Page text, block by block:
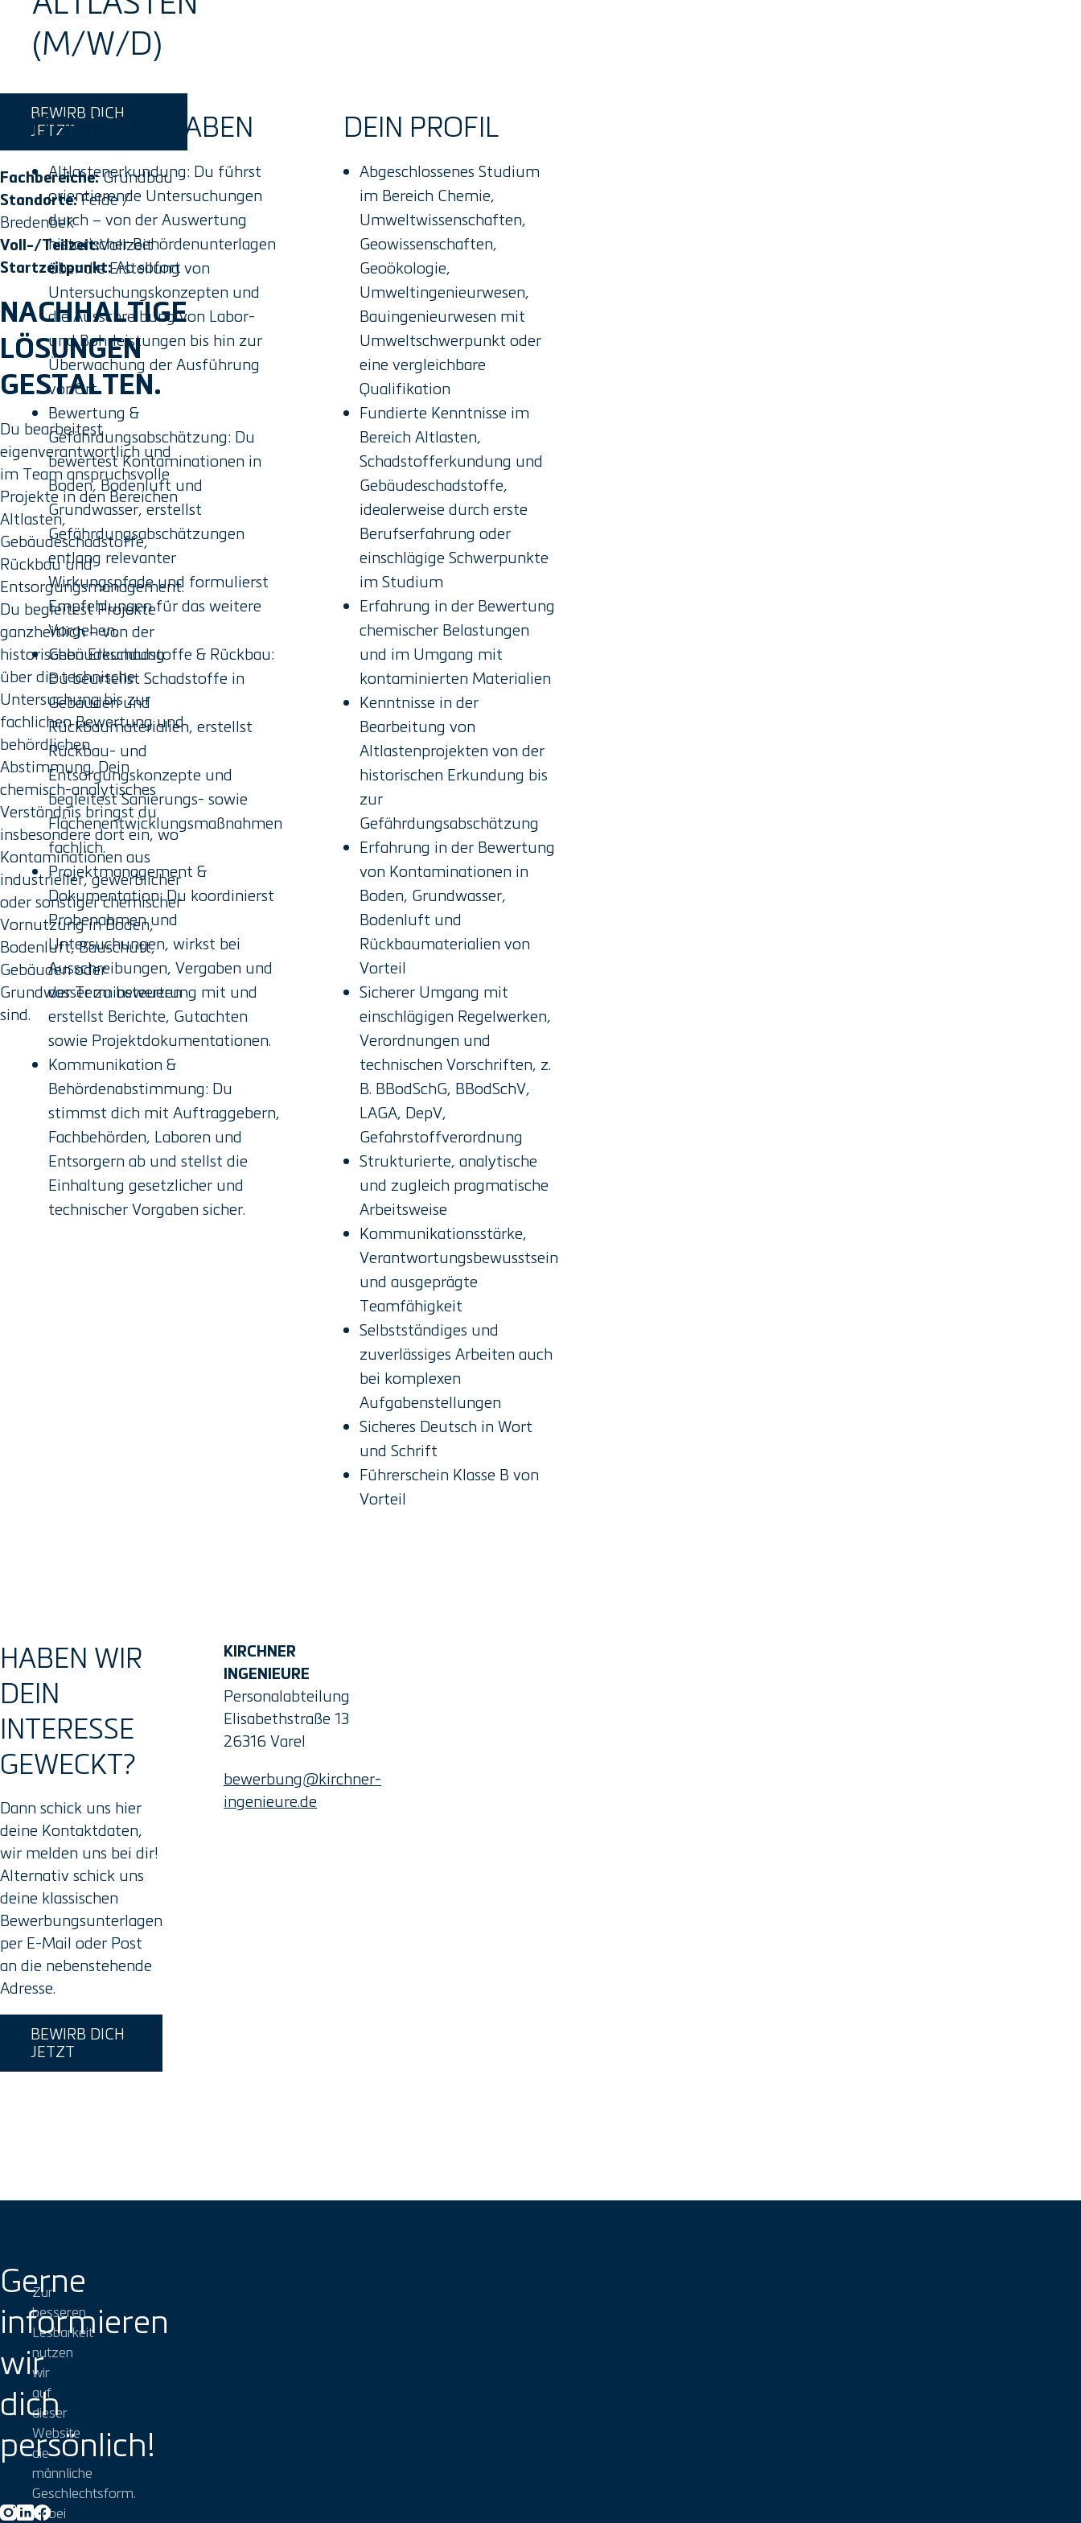
(M/W/D)
BEWIRB DICH
JETZT
Fachbereiche: Grundbau
Standorte: Felde /
Bredenbek
Voll-/Teilzeit:Vollzeit
Startzeitpunkt:Ab sofort
NACHHALTIGE
LÖSUNGEN
GESTALTEN.
Du bearbeitest
eigenverantwortlich und
im Team anspruchsvolle
Projekte in den Bereichen
Altlasten,
Gebäudeschadstoffe,
Rückbau und
Entsorgungsmanagement.
Du begleitest Projekte
ganzheitlich – von der
historischen Erkundung
über die technische
Untersuchung bis zur
fachlichen Bewertung und
behördlichen
Abstimmung. Dein
chemisch-analytisches
Verständnis bringst du
insbesondere dort ein, wo
Kontaminationen aus
industrieller, gewerblicher
oder sonstiger chemischer
Vornutzung in Boden,
Bodenluft, Bauschutt,
Gebäuden oder
Grundwasser zu bewerten
sind.
DEINE AUFGABEN
Altlastenerkundung: Du führst
orientierende Untersuchungen
durch – von der Auswertung
historischer Behördenunterlagen
über die Erstellung von
Untersuchungskonzepten und
die Ausschreibung von Labor-
und Bohrleistungen bis hin zur
Überwachung der Ausführung
vor Ort.
Bewertung &
Gefährdungsabschätzung: Du
bewertest Kontaminationen in
Boden, Bodenluft und
Grundwasser, erstellst
Gefährdungsabschätzungen
entlang relevanter
Wirkungspfade und formulierst
Empfehlungen für das weitere
Vorgehen.
Gebäudeschadstoffe & Rückbau:
Du beurteilst Schadstoffe in
Gebäuden und
Rückbaumaterialien, erstellst
Rückbau- und
Entsorgungskonzepte und
begleitest Sanierungs- sowie
Flächenentwicklungsmaßnahmen
fachlich.
Projektmanagement &
Dokumentation: Du koordinierst
Probenahmen und
Untersuchungen, wirkst bei
Ausschreibungen, Vergaben und
der Terminsteuerung mit und
erstellst Berichte, Gutachten
sowie Projektdokumentationen.
Kommunikation &
Behördenabstimmung: Du
stimmst dich mit Auftraggebern,
Fachbehörden, Laboren und
Entsorgern ab und stellst die
Einhaltung gesetzlicher und
technischer Vorgaben sicher.
DEIN PROFIL
Abgeschlossenes Studium
im Bereich Chemie,
Umweltwissenschaften,
Geowissenschaften,
Geoökologie,
Umweltingenieurwesen,
Bauingenieurwesen mit
Umweltschwerpunkt oder
eine vergleichbare
Qualifikation
Fundierte Kenntnisse im
Bereich Altlasten,
Schadstofferkundung und
Gebäudeschadstoffe,
idealerweise durch erste
Berufserfahrung oder
einschlägige Schwerpunkte
im Studium
Erfahrung in der Bewertung
chemischer Belastungen
und im Umgang mit
kontaminierten Materialien
Kenntnisse in der
Bearbeitung von
Altlastenprojekten von der
historischen Erkundung bis
zur
Gefährdungsabschätzung
Erfahrung in der Bewertung
von Kontaminationen in
Boden, Grundwasser,
Bodenluft und
Rückbaumaterialien von
Vorteil
Sicherer Umgang mit
einschlägigen Regelwerken,
Verordnungen und
technischen Vorschriften, z.
B. BBodSchG, BBodSchV,
LAGA, DepV,
Gefahrstoffverordnung
Strukturierte, analytische
und zugleich pragmatische
Arbeitsweise
Kommunikationsstärke,
Verantwortungsbewusstsein
und ausgeprägte
Teamfähigkeit
Selbstständiges und
zuverlässiges Arbeiten auch
bei komplexen
Aufgabenstellungen
Sicheres Deutsch in Wort
und Schrift
Führerschein Klasse B von
Vorteil
HABEN WIR
DEIN
INTERESSE
GEWECKT?
Dann schick uns hier
deine Kontaktdaten,
wir melden uns bei dir!
Alternativ schick uns
deine klassischen
Bewerbungsunterlagen
per E-Mail oder Post
an die nebenstehende
Adresse.
BEWIRB DICH
JETZT
KIRCHNER
INGENIEURE
Personalabteilung
Elisabethstraße 13
26316 Varel
bewerbung@kirchner-
ingenieure.de
Gerne
informieren
wir
dich
persönlich!
Zur
besseren
Lesbarkeit
nutzen
wir
auf
dieser
Website
die
männliche
Geschlechtsform.
Dabei